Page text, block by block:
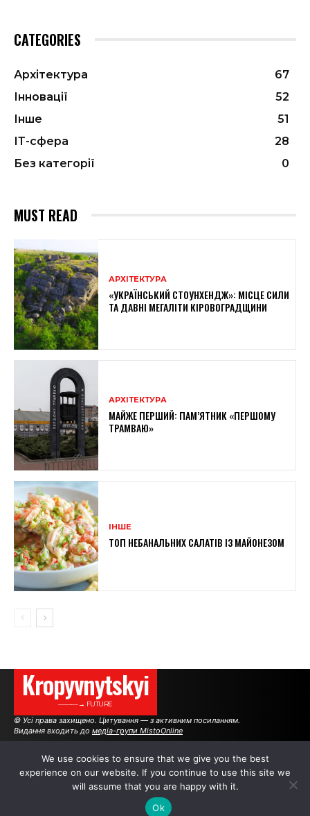
CATEGORIES
Архітектура
67
Інновації
52
Інше
51
ІТ-сфера
28
Без категорії
0
MUST READ
АРХІТЕКТУРА
«УКРАЇНСЬКИЙ СТОУНХЕНДЖ»: МІСЦЕ СИЛИ
ТА ДАВНІ МЕГАЛІТИ КІРОВОГРАДЩИНИ
АРХІТЕКТУРА
МАЙЖЕ ПЕРШИЙ: ПАМ’ЯТНИК «ПЕРШОМУ
ТРАМВАЮ»
ІНШЕ
ТОП НЕБАНАЛЬНИХ САЛАТІВ ІЗ МАЙОНЕЗОМ
Kropyvnytskyi
———→ FUTURE
© Усі права захищено. Цитування — з активним посиланням.
Видання входить до медіа-групи MistoOnline
АВТОРИ РЕКЛАМА НА САЙТІ
We use cookies to ensure that we give you the best
experience on our website. If you continue to use this site we
will assume that you are happy with it.
Ok